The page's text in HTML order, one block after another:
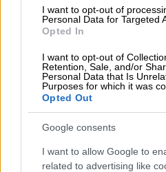
I want to opt-out of
Personal Data for Targeted
Opted In
I want to opt-out of
Retention, Sale, and/or
Personal Data that Is
Purposes for which it was
Opted Out
Google consents
I want to allow Google to
related to advertising like
υποστείτε τις σκληρές
περιμένετε στο
Αυτή τη στιγμή μια
χαζή και αχρείαστη.
συζητήσετε για τις
καλοκαιριού!
Κατά την ώρα της